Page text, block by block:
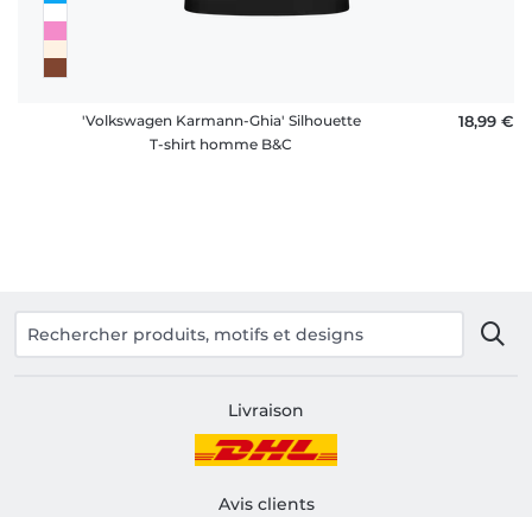
'Volkswagen Karmann-Ghia' Silhouette
T-shirt homme B&C
18,99 €
Livraison
Avis clients